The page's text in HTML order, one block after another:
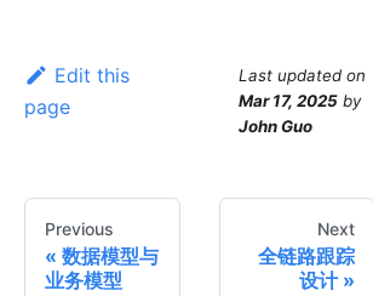
Edit this
page
Last updated on
Mar 17, 2025 by
John Guo
Previous
数据模型与
业务模型
Next
全链路跟踪
设计